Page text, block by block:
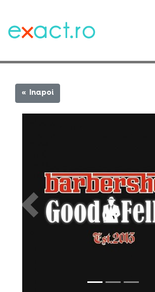
« Inapoi
Previous